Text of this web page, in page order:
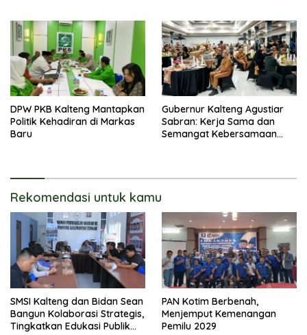
DPW PKB Kalteng Mantapkan
Politik Kehadiran di Markas
Baru
Gubernur Kalteng Agustiar
Sabran: Kerja Sama dan
Semangat Kebersamaan
Rekomendasi untuk kamu
SMSI Kalteng dan Bidan Sean
Bangun Kolaborasi Strategis,
Tingkatkan Edukasi Publik
PAN Kotim Berbenah,
Menjemput Kemenangan
Pemilu 2029